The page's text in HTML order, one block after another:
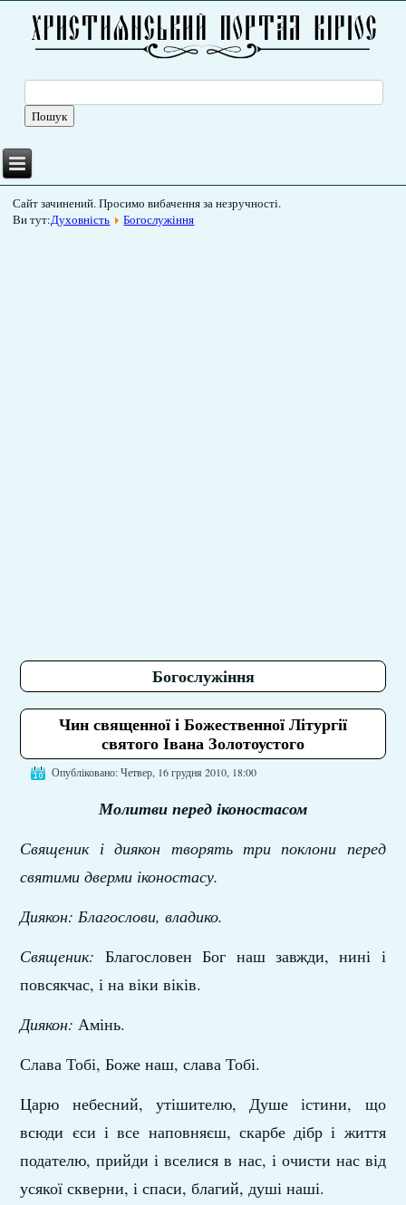
Сайт зачинений. Просимо вибачення за незручності.
Ви тут:Духовність Богослужіння
Богослужіння
Чин священної і Божественної Літургії
святого Івана Золотоустого
Опубліковано: Четвер, 16 грудня 2010, 18:00
Молитви перед іконостасом
Священик і диякон творять три поклони перед
святими дверми іконостасу.
Диякон: Благослови, владико.
Священик: Благословен Бог наш завжди, нині і
повсякчас, і на віки віків.
Диякон: Амінь.
Слава Тобі, Боже наш, слава Тобі.
Царю небесний, утішителю, Душе істини, що
всюди єси і все наповняєш, скарбе дібр і життя
подателю, прийди і вселися в нас, і очисти нас від
усякої скверни, і спаси, благий, душі наші.